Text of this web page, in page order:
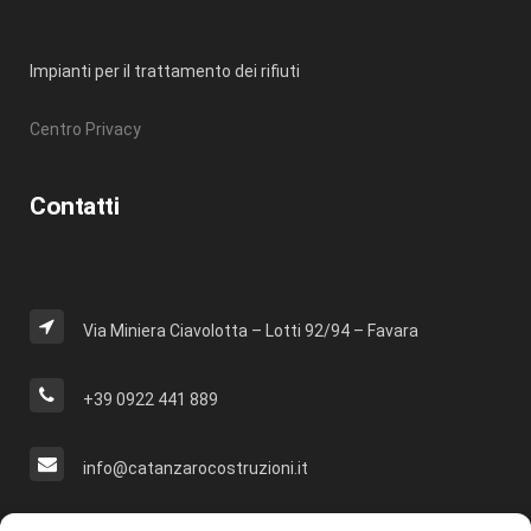
Impianti per il trattamento dei rifiuti
Centro Privacy
Contatti
Via Miniera Ciavolotta – Lotti 92/94 – Favara
+39 0922 441 889
info@catanzarocostruzioni.it